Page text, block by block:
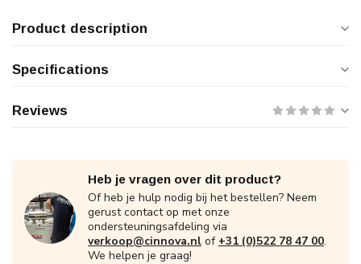
Product description
Specifications
Reviews
Heb je vragen over dit product?
Of heb je hulp nodig bij het bestellen? Neem
gerust contact op met onze
ondersteuningsafdeling via
verkoop@cinnova.nl of +31 (0)522 78 47 00.
We helpen je graag!